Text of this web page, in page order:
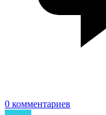
0 комментариев